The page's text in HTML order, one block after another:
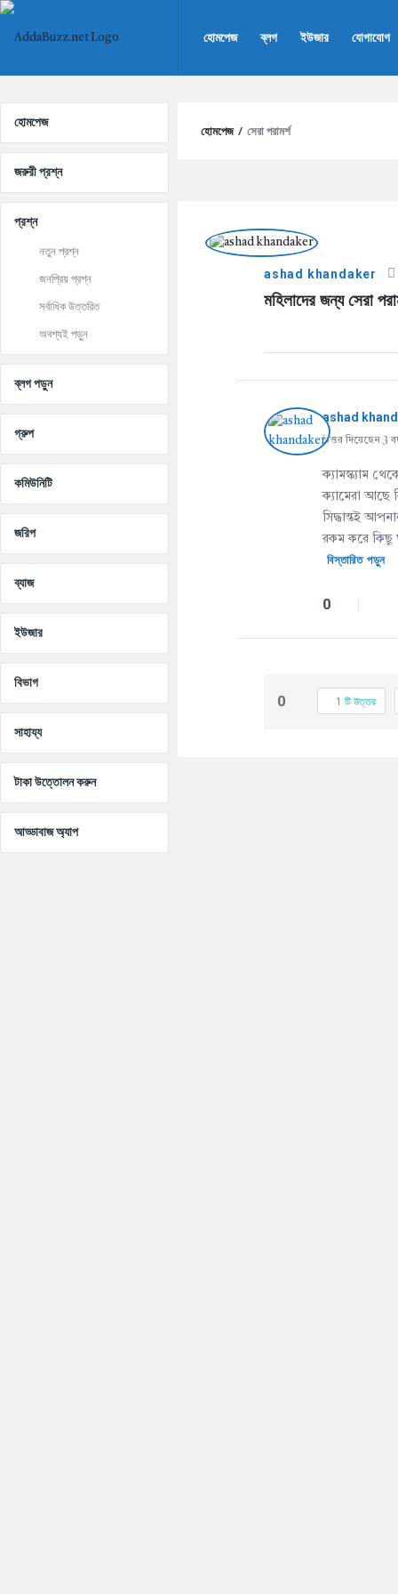
AddaBuzz.net
Navigation
হোমপেজ ব্লগ ইউজার যোগাযোগ
হোমপেজ / সেরা পরামর্শ
Latest
ashad khandaker
মহিলাদের জন্য সেরা
ashad
উত্তর দিয়েছেন 3
ক্যামস্ক্যাম
ক্যামেরা আছে
সিদ্ধান্তই
রকম করে কিছু
বিস্তারিত পড়ুন
0
0 1 টি উত্তর
Explore
হোমপেজ
জরুরী প্রশ্ন
প্রশ্ন
নতুন প্রশ্ন
জনপ্রিয় প্রশ্ন
সর্বাধিক উত্তরিত
অবশ্যই পড়ুন
ব্লগ পড়ুন
গ্রুপ
কমিউনিটি
জরিপ
ব্যাজ
ইউজার
বিভাগ
সাহায্য
টাকা উত্তোলন করুন
আড্ডাবাজ অ্যাপ